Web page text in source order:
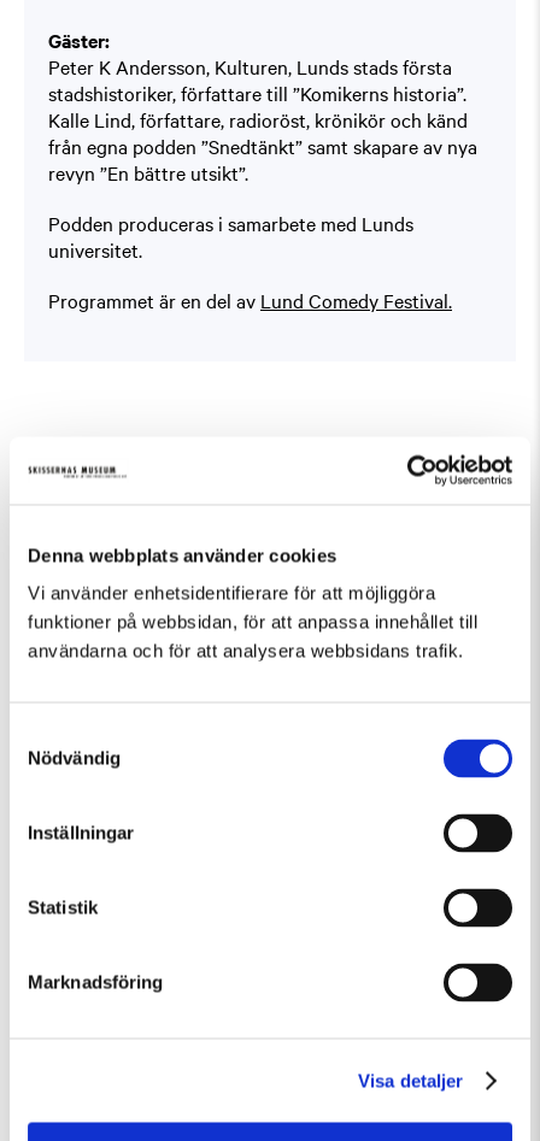
Denna webbplats använder cookies
Vi använder enhetsidentifierare för att möjliggöra
funktioner på webbsidan, för att anpassa innehållet till
användarna och för att analysera webbsidans trafik.
Nödvändig
Inställningar
Statistik
Marknadsföring
Visa detaljer
Gäster:
Peter K Andersson, Kulturen, Lunds stads första
stadshistoriker, författare till ”Komikerns historia”.
Kalle Lind, författare, radioröst, krönikör och känd
från egna podden ”Snedtänkt” samt skapare av nya
revyn ”En bättre utsikt”.
Podden produceras i samarbete med Lunds
universitet.
Programmet är en del av Lund Comedy Festival.
Fler evenemang som passar Övrigt, Samtal
Tisdag 11 Augusti Kl 10:00-13:30
Konstkollo 11/8–14/8: Skulptur – kända och okända djur
Barn och familj